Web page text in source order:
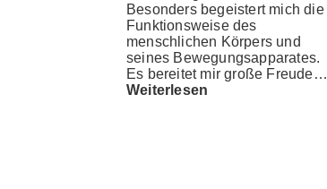
Besonders begeistert mich die
Funktionsweise des
menschlichen Körpers und
seines Bewegungsapparates.
Es bereitet mir große Freude…
Weiterlesen